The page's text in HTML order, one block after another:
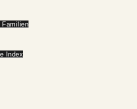
Familien
Index